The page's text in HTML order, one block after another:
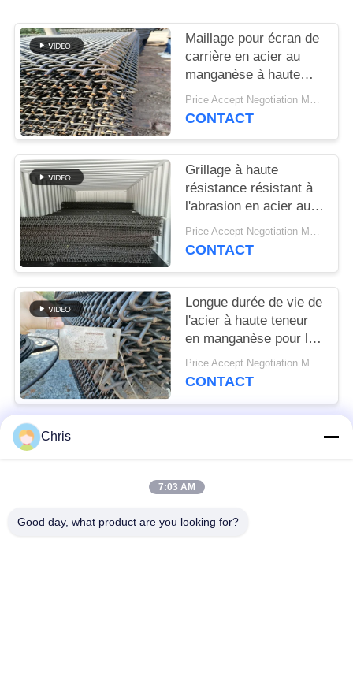
PRIVACY
POLICY
Maillage pour écran de
carrière en acier au
manganèse à haute
résistance pour la
séparation du sable et
Price Accept Negotiation MOQ:10 pièces
CONTACT
Grillage à haute
résistance résistant à
l'abrasion en acier au
manganèse pour les
applications de criblage
Price Accept Negotiation MOQ:10 pièces
CONTACT
Longue durée de vie de
l'acier à haute teneur
en manganèse pour les
usines de concassage
de pierre
Price Accept Negotiation MOQ:10 pièces
CONTACT
Catégories populaires
Chris
7:03 AM
Good day, what product are you looking for?